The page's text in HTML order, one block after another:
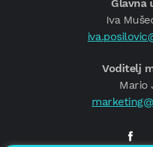
Glavna
Iva
Voditelj
Mario